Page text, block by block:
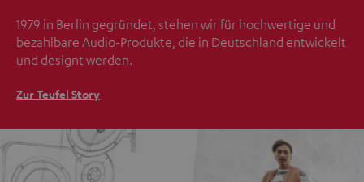
1979 in Berlin gegründet, stehen wir für hochwertige und
bezahlbare Audio-Produkte, die in Deutschland entwickelt
und designt werden.
Zur Teufel Story